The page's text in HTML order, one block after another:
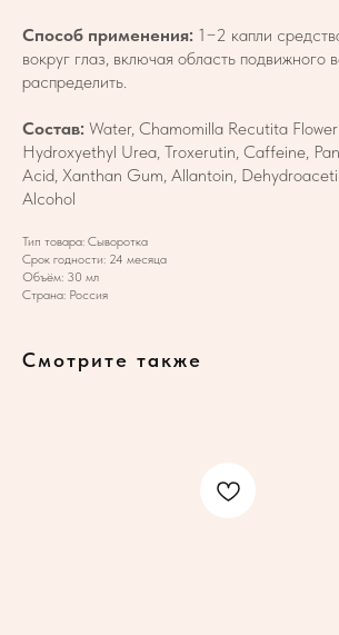
Способ применения: 1−2 капли
вокруг глаз, включая область подвижного
распределить.
Состав: Water, Chamomilla Recutita
Hydroxyethyl Urea, Troxerutin, Caffeine,
Acid, Xanthan Gum, Allantoin,
Alcohol
Тип товара: Сыворотка
Срок годности: 24 месяца
Объём: 30 мл
Страна: Россия
Смотрите также